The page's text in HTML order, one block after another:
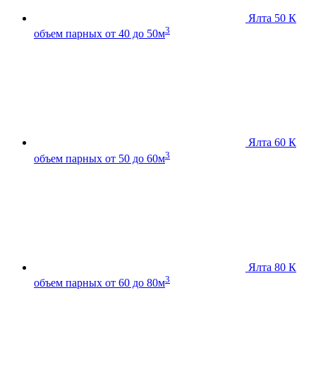
Ялта 50 К
объем парных от 40 до 50м3
Ялта 60 К
объем парных от 50 до 60м3
Ялта 80 К
объем парных от 60 до 80м3